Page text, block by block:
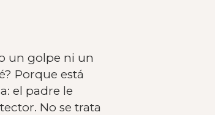
un golpe ni un
Porque está
el padre le
No se trata